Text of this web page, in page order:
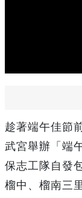
趁著端午佳節
武宮舉辦「端
保志工隊自發
榴中、榴南三